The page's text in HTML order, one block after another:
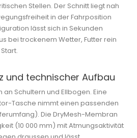
Stellen. Der Schnitt liegt nah
in der Fahrposition
lässt sich in Sekunden
bei trockenem Wetter, Futter rein
und technischer Aufbau
Schultern und Ellbogen. Eine
Tasche nimmt einen passenden
Die DryMesh-Membran
(10 000 mm) mit Atmungsaktivität